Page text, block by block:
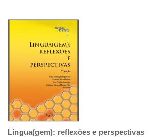
Lingua(gem): reflexões e perspectivas